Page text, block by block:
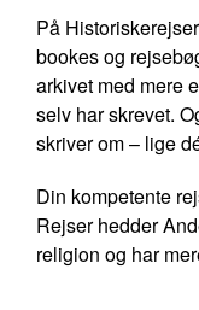
På
bookes og
arkivet med mere
selv har skrevet.
skriver om – lige
Din kompetente
Rejser hedder
religion og har